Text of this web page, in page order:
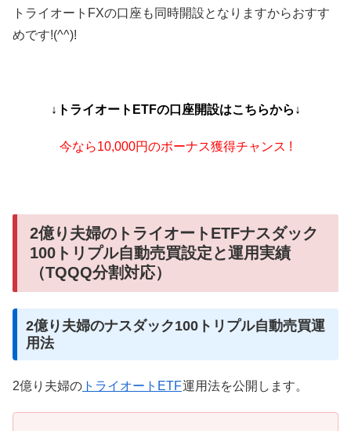
トライオートFXの口座も同時開設となりますからおすす
めです!(^^)!
↓トライオートETFの口座開設はこちらから↓
今なら10,000円のボーナス獲得チャンス !
2億り夫婦のトライオートETFナスダック
100トリプル自動売買設定と運用実績
（TQQQ分割対応）
2億り夫婦のナスダック100トリプル自動売買運
用法
2億り夫婦の トライオートETF運用法を公開します。